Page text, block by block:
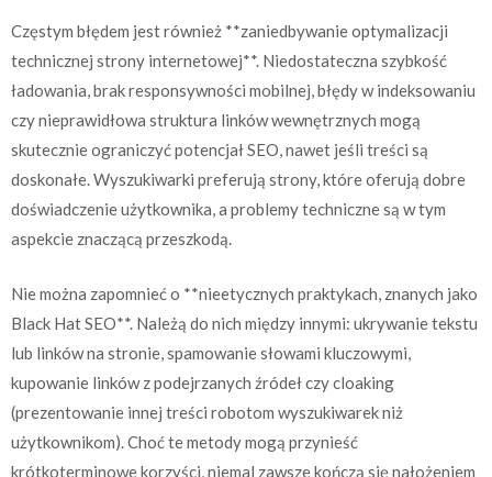
Częstym błędem jest również **zaniedbywanie optymalizacji
technicznej strony internetowej**. Niedostateczna szybkość
ładowania, brak responsywności mobilnej, błędy w indeksowaniu
czy nieprawidłowa struktura linków wewnętrznych mogą
skutecznie ograniczyć potencjał SEO, nawet jeśli treści są
doskonałe. Wyszukiwarki preferują strony, które oferują dobre
doświadczenie użytkownika, a problemy techniczne są w tym
aspekcie znaczącą przeszkodą.
Nie można zapomnieć o **nieetycznych praktykach, znanych jako
Black Hat SEO**. Należą do nich między innymi: ukrywanie tekstu
lub linków na stronie, spamowanie słowami kluczowymi,
kupowanie linków z podejrzanych źródeł czy cloaking
(prezentowanie innej treści robotom wyszukiwarek niż
użytkownikom). Choć te metody mogą przynieść
krótkoterminowe korzyści, niemal zawsze kończą się nałożeniem